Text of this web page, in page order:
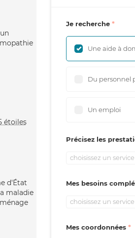
d'État
maladie
Je recherche
Une aide à
Du personnel
Un emploi
Précisez les
choisissez un service
Mes besoins
choisissez un service
Mes coordonnées